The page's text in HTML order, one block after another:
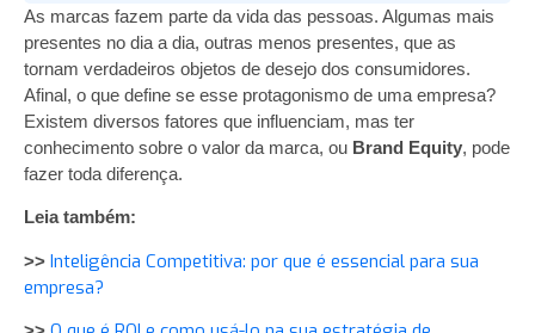
As marcas fazem parte da vida das pessoas. Algumas mais
presentes no dia a dia, outras menos presentes, que as
tornam verdadeiros objetos de desejo dos consumidores.
Afinal, o que define se esse protagonismo de uma empresa?
Existem diversos fatores que influenciam, mas ter
conhecimento sobre o valor da marca, ou Brand Equity, pode
fazer toda diferença.
Leia também:
>> Inteligência Competitiva: por que é essencial para sua
empresa?